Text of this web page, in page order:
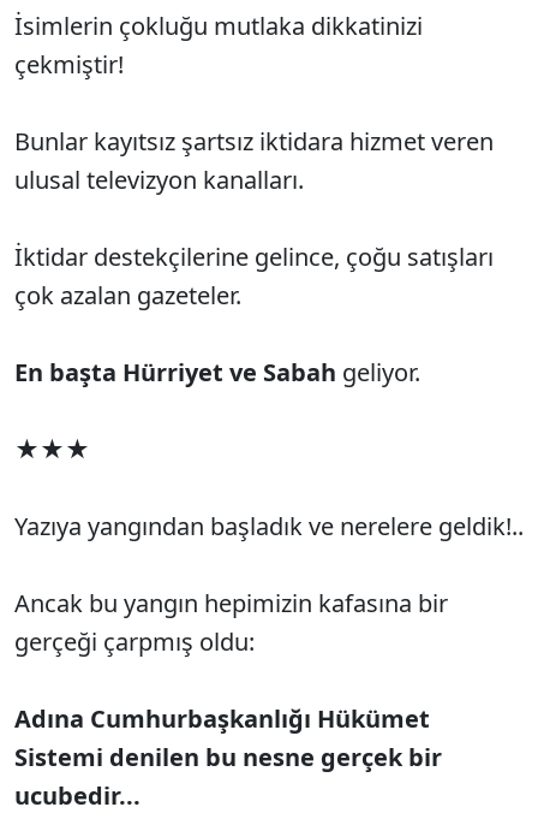
İsimlerin çokluğu mutlaka dikkatinizi
çekmiştir!
Bunlar kayıtsız şartsız iktidara hizmet veren
ulusal televizyon kanalları.
İktidar destekçilerine gelince, çoğu satışları
çok azalan gazeteler.
En başta Hürriyet ve Sabah geliyor.
★★★
Yazıya yangından başladık ve nerelere geldik!..
Ancak bu yangın hepimizin kafasına bir
gerçeği çarpmış oldu:
Adına Cumhurbaşkanlığı Hükümet
Sistemi denilen bu nesne gerçek bir
ucubedir...